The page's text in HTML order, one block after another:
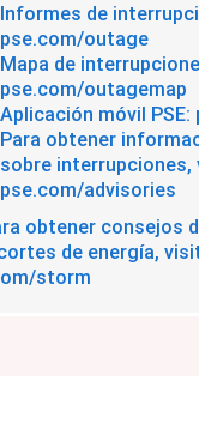
Informes de
pse.com/outage
Mapa de
pse.com/outagemap
Aplicación móvil PSE:
Para obtener
sobre interrupciones,
pse.com/advisories
obtener consejos
de energía,
storm